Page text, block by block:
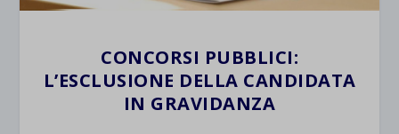
CONCORSI PUBBLICI:
L’ESCLUSIONE DELLA CANDIDATA
IN GRAVIDANZA